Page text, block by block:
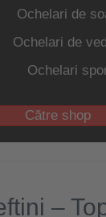
Ochelari de
Ochelari de
Ochelari
Către shop
–